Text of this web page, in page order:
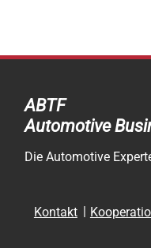
ABTF
Automotive
Die Automotive
Navigation
Kontakt